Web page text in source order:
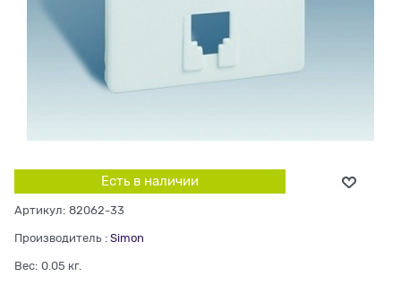
Есть в наличии
Артикул: 82062-33
Производитель : Simon
Вес: 0.05 кг.